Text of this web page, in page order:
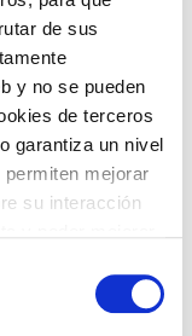
de sus
y no se pueden
de terceros
garantiza un nivel
mejorar
su interacción
partners de